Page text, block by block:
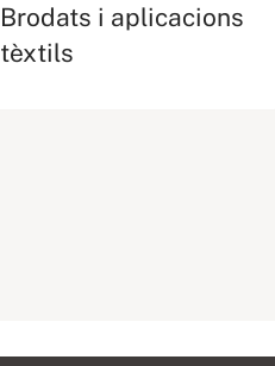
Brodats i aplicacions
tèxtils